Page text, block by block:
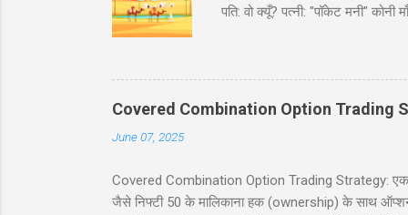
पति: वो क्यूँ? पत्नी: "पॉकेट मनी"
मारवाड़ी चुटकुले जोक्स - धणी- आज
फोटू भी तो छपसी राजस्थानी कॉमेडी
‘सावधान’। कोई हिला तक नहीं।
Covered Combination Option Trading
June 07, 2025
Covered Combination Option Trading Strategy: एक
जैसे निफ्टी 50 के मालिकाना हक (ownership) के साथ ऑप्शन